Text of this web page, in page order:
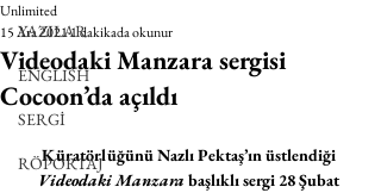
YAZILAR
ENGLISH
SERGİ
RÖPORTAJ
Videodaki Manzara sergisi
Cocoon’da açıldı
Unlimited
15 Ara 20211 dakikada okunur
Küratörlüğünü Nazlı Pektaş’ın üstlendiği
Videodaki Manzara başlıklı sergi 28 Şubat